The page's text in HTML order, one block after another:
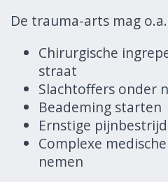
De trauma-arts mag
Chirurgische
straat
Slachtoffers onder
Beademing starten
Ernstige
Complexe
nemen